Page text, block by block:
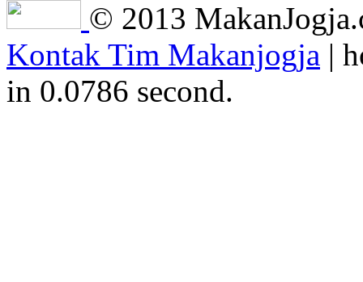
© 2013
Kontak Tim Makanjogja |
in 0.0786 second.